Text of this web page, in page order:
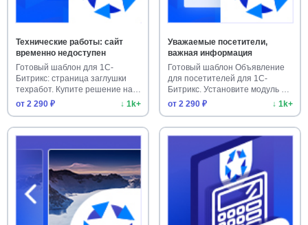
Технические работы: сайт
временно недоступен
Готовый шаблон для 1С-
Битрикс: страница заглушки
техработ. Купите решение на
мар…
от 2 290 ₽ ↓ 1k+
Уважаемые посетители,
важная информация
Готовый шаблон Объявление
для посетителей для 1С-
Битрикс. Установите модуль на
с…
от 2 290 ₽ ↓ 1k+